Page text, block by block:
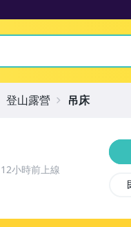
12小時前上線
登山露營 吊床